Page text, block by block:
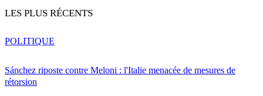
LES PLUS RÉCENTS
Sánchez riposte contre Meloni : l'Italie menacée de mesures de
rétorsion
POLITIQUE